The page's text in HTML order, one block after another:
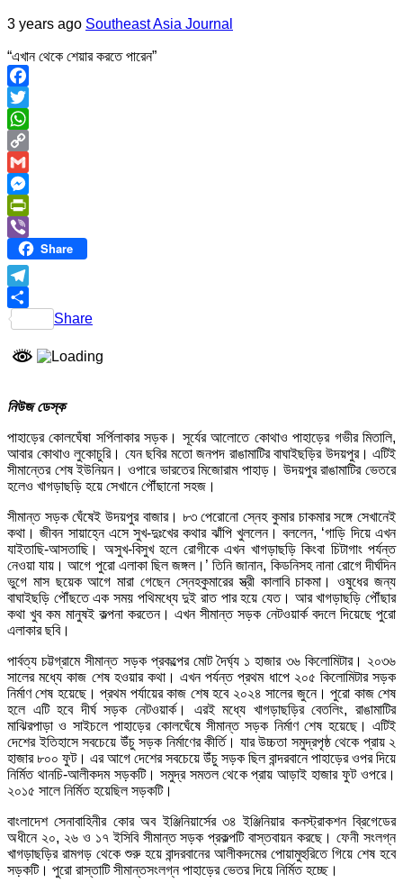
3 years ago Southeast Asia Journal
“এখান থেকে শেয়ার করতে পারেন”
Facebook
Twitter
WhatsApp
Copy
Link
Gmail
Messenger
PrintFriendly
ViberShare
Telegram
Share
নিউজ ডেস্ক
পাহাড়ের কোলঘেঁষা সর্পিলাকার সড়ক। সূর্যের আলোতে কোথাও পাহাড়ের গভীর মিতালি,
আবার কোথাও লুকোচুরি। যেন ছবির মতো জনপদ রাঙামাটির বাঘাইছড়ির উদয়পুর। এটিই
সীমান্তের শেষ ইউনিয়ন। ওপারে ভারতের মিজোরাম পাহাড়। উদয়পুর রাঙামাটির ভেতরে
হলেও খাগড়াছড়ি হয়ে সেখানে পৌঁছানো সহজ।
সীমান্ত সড়ক ঘেঁষেই উদয়পুর বাজার। ৮৩ পেরোনো স্নেহ কুমার চাকমার সঙ্গে সেখানেই
কথা। জীবন সায়াহ্নে এসে সুখ-দুঃখের কথার ঝাঁপি খুললেন। বললেন, ‘গাড়ি দিয়ে এখন
যাইতাছি-আসতাছি। অসুখ-বিসুখ হলে রোগীকে এখন খাগড়াছড়ি কিংবা চিটাগাং পর্যন্ত
নেওয়া যায়। আগে পুরো এলাকা ছিল জঙ্গল।’ তিনি জানান, কিডনিসহ নানা রোগে দীর্ঘদিন
ভুগে মাস ছয়েক আগে মারা গেছেন স্নেহকুমারের স্ত্রী কালাবি চাকমা। ওষুধের জন্য
বাঘাইছড়ি পৌঁছতে এক সময় পথিমধ্যে দুই রাত পার হয়ে যেত। আর খাগড়াছড়ি পৌঁছার
কথা খুব কম মানুষই কল্পনা করতেন। এখন সীমান্ত সড়ক নেটওয়ার্ক বদলে দিয়েছে পুরো
এলাকার ছবি।
পার্বত্য চট্টগ্রামে সীমান্ত সড়ক প্রকল্পের মোট দৈর্ঘ্য ১ হাজার ৩৬ কিলোমিটার। ২০৩৬
সালের মধ্যে কাজ শেষ হওয়ার কথা। এখন পর্যন্ত প্রথম ধাপে ২০৫ কিলোমিটার সড়ক
নির্মাণ শেষ হয়েছে। প্রথম পর্যায়ের কাজ শেষ হবে ২০২৪ সালের জুনে। পুরো কাজ শেষ
হলে এটি হবে দীর্ঘ সড়ক নেটওয়ার্ক। এরই মধ্যে খাগড়াছড়ির বেতলিং, রাঙামাটির
মাঝিরপাড়া ও সাইচলে পাহাড়ের কোলঘেঁষে সীমান্ত সড়ক নির্মাণ শেষ হয়েছে। এটিই
দেশের ইতিহাসে সবচেয়ে উঁচু সড়ক নির্মাণের কীর্তি। যার উচ্চতা সমুদ্রপৃষ্ঠ থেকে প্রায় ২
হাজার ৮০০ ফুট। এর আগে দেশের সবচেয়ে উঁচু সড়ক ছিল বান্দরবানে পাহাড়ের ওপর দিয়ে
নির্মিত থানচি-আলীকদম সড়কটি। সমুদ্র সমতল থেকে প্রায় আড়াই হাজার ফুট ওপরে।
২০১৫ সালে নির্মিত হয়েছিল সড়কটি।
বাংলাদেশ সেনাবাহিনীর কোর অব ইঞ্জিনিয়ার্সের ৩৪ ইঞ্জিনিয়ার কনস্ট্রাকশন ব্রিগেডের
অধীনে ২০, ২৬ ও ১৭ ইসিবি সীমান্ত সড়ক প্রকল্পটি বাস্তবায়ন করছে। ফেনী সংলগ্ন
খাগড়াছড়ির রামগড় থেকে শুরু হয়ে বান্দরবানের আলীকদমের পোয়ামুহুরিতে গিয়ে শেষ হবে
সড়কটি। পুরো রাস্তাটি সীমান্তসংলগ্ন পাহাড়ের ভেতর দিয়ে নির্মিত হচ্ছে।